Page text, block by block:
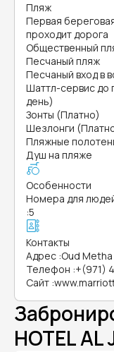
Пляж
Первая
проходит дорога
Общественный
Песчаный пляж
Песчаный вход в
Шаттл-сервис до
день)
Зонты (Платно)
Шезлонги
Пляжные
Душ на пляже
Особенности
Номера для
:5
Контакты
Адрес :Oud
Телефон :+(971)
Сайт :
HOTEL AL